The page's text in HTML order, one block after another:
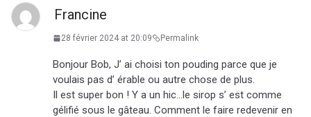
Francine
28 février 2024 at 20:09 Permalink
Bonjour Bob, J’ ai choisi ton pouding parce que je
voulais pas d’ érable ou autre chose de plus.
Il est super bon ! Y a un hic…le sirop s’ est comme
gélifié sous le gâteau. Comment le faire redevenir en